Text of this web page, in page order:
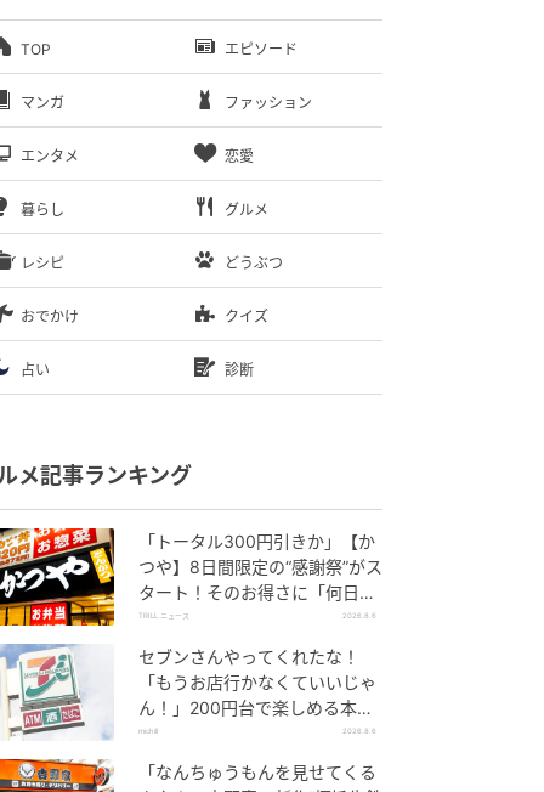
TOP エピソード
マンガ ファッション
エンタメ 恋愛
暮らし グルメ
レシピ どうぶつ
おでかけ クイズ
占い 診断
メ記事ランキング
「トータル300円引きか」【か
つや】8日間限定の“感謝祭”がス
タート！そのお得さに「何日連
続で通えるかなぁ」「激ア
TRILL ニュース 2026.8.6
セブンさんやってくれたな！
「もうお店行かなくていいじゃ
ん！」200円台で楽しめる本格
グルメ
michill 2026.8.6
「なんちゅうもんを見せてくる